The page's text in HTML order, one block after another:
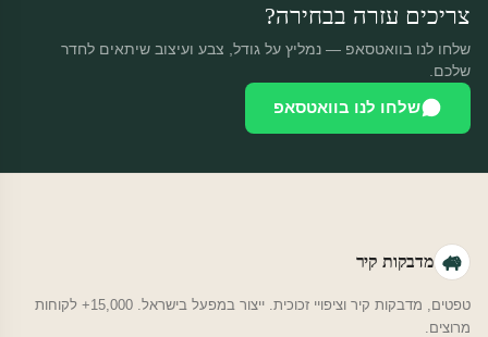
צריכים עזרה בבחירה?
שלחו לנו בוואטסאפ — נמליץ על גודל, צבע ועיצוב שיתאים לחדר
שלכם.
שלחו לנו בוואטסאפ
מדבקות קיר
טפטים, מדבקות קיר וציפויי זכוכית. ייצור במפעל בישראל. 15,000+ לקוחות
מרוצים.